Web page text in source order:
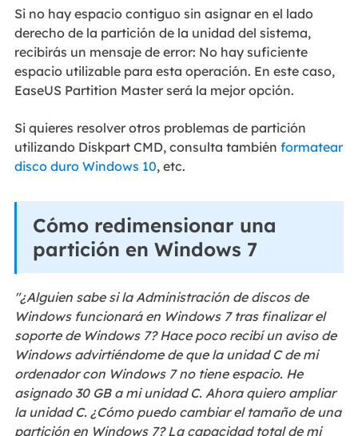
Si no hay espacio contiguo sin asignar en el lado
derecho de la partición de la unidad del sistema,
recibirás un mensaje de error: No hay suficiente
espacio utilizable para esta operación. En este caso,
EaseUS Partition Master será la mejor opción.
Si quieres resolver otros problemas de partición
utilizando Diskpart CMD, consulta también formatear
disco duro Windows 10, etc.
Cómo redimensionar una
partición en Windows 7
"¿Alguien sabe si la Administración de discos de
Windows funcionará en Windows 7 tras finalizar el
soporte de Windows 7?Hace poco recibí un aviso de
Windows advirtiéndome de que la unidad C de mi
ordenador con Windows 7 no tiene espacio. He
asignado 30 GB a mi unidad C. Ahora quiero ampliar
la unidad C. ¿Cómo puedo cambiar el tamaño de una
partición en Windows 7? La capacidad total de mi